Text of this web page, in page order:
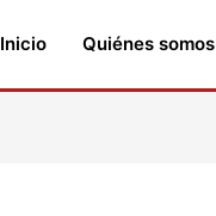
Inicio Quiénes somos